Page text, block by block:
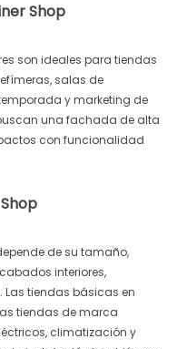
Shop
son ideales para tiendas
salas de
y marketing de
una fachada de alta
con funcionalidad
de su tamaño,
interiores,
Las tiendas básicas en
tiendas de marca
climatización y